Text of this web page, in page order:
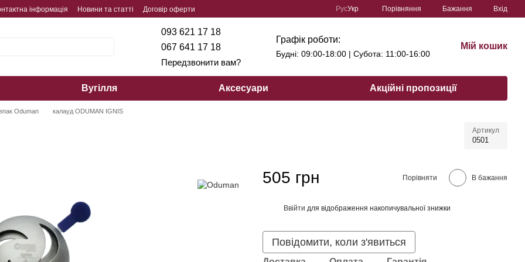
інформація Новини та статті
Договір оферти
РусУкр Порівняння Бажання Вхід
093 621 17 18
067 641 17 18
Передзвонити вам?
Графік роботи:
Будні: 09:00-18:00 | Субота: 11:00-16:00
Мій кошик
Вугілля Аксесуари Акційні пропозиції
Oduman калауд ODUMAN IGNIS
Артикул
0501
505 грн Порівняти В бажання
Ввійти для відображення накопичувальної знижки
Повідомити, коли з'явиться